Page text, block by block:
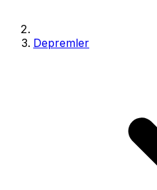
Depremler